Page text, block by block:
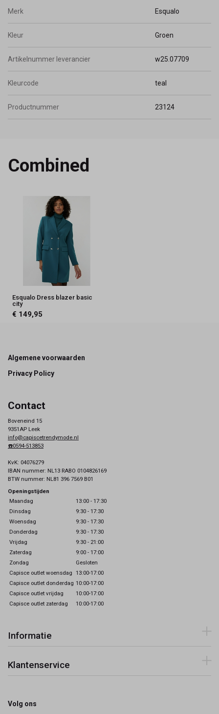
Merk Esqualo
Kleur Groen
Artikelnummer leverancier w25.07709
Kleurcode teal
Productnummer 23124
Combined
Esqualo Dress blazer basic
city
€ 149,95
Footer
Algemene voorwaarden
Privacy Policy
Contact
Boveneind 15
9351AP Leek
info@capiscetrendymode.nl
☎️0594-513853
KvK: 04076279
IBAN nummer: NL13 RABO 0104826169
BTW nummer: NL81 396 7569 B01
Openingstijden
Maandag
13:00 - 17:30
Dinsdag
9:30 - 17:30
Woensdag
9:30 - 17:30
Donderdag
9:30 - 17:30
Vrijdag
9:30 - 21:00
Zaterdag
9:00 - 17:00
Zondag
Gesloten
Capisce outlet woensdag 13:00-17:00
Capisce outlet donderdag 10:00-17:00
Capisce outlet vrijdag
10:00-17:00
Capisce outlet zaterdag
10:00-17:00
Informatie
Klantenservice
Volg ons